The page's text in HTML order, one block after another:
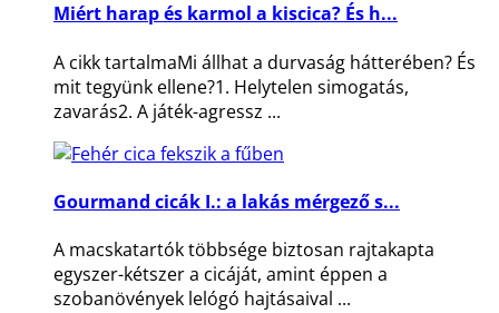
Miért harap és karmol a kiscica? És h...
A cikk tartalmaMi állhat a durvaság hátterében? És
mit tegyünk ellene?1. Helytelen simogatás,
zavarás2. A játék-agressz ...
Gourmand cicák I.: a lakás mérgező s...
A macskatartók többsége biztosan rajtakapta
egyszer-kétszer a cicáját, amint éppen a
szobanövények lelógó hajtásaival ...